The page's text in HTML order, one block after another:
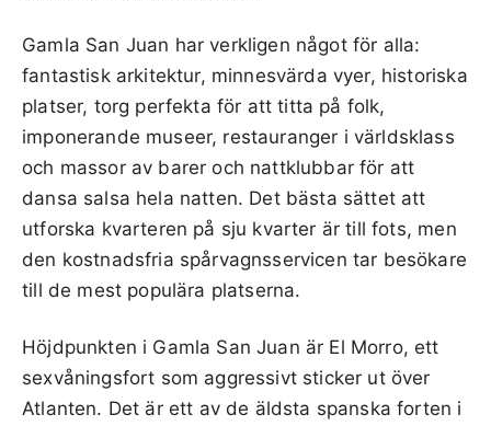
Gamla San Juan har verkligen något för alla:
fantastisk arkitektur, minnesvärda vyer, historiska
platser, torg perfekta för att titta på folk,
imponerande museer, restauranger i världsklass
och massor av barer och nattklubbar för att
dansa salsa hela natten. Det bästa sättet att
utforska kvarteren på sju kvarter är till fots, men
den kostnadsfria spårvagnsservicen tar besökare
till de mest populära platserna.
Höjdpunkten i Gamla San Juan är El Morro, ett
sexvåningsfort som aggressivt sticker ut över
Atlanten. Det är ett av de äldsta spanska forten i